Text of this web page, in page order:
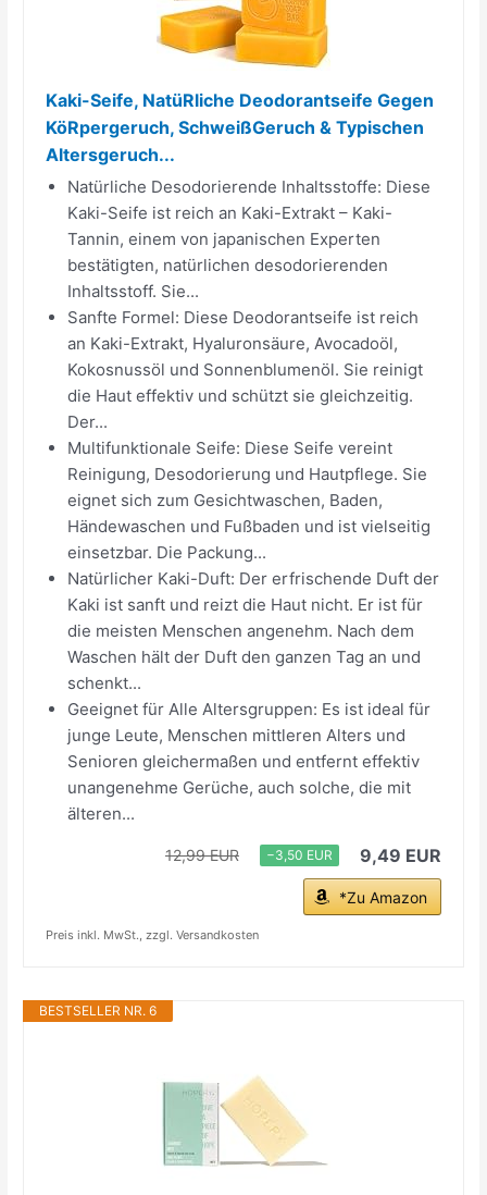
Kaki-Seife, NatüRliche Deodorantseife Gegen
KöRpergeruch, SchweißGeruch & Typischen
Altersgeruch...
Natürliche Desodorierende Inhaltsstoffe: Diese
Kaki-Seife ist reich an Kaki-Extrakt – Kaki-
Tannin, einem von japanischen Experten
bestätigten, natürlichen desodorierenden
Inhaltsstoff. Sie...
Sanfte Formel: Diese Deodorantseife ist reich
an Kaki-Extrakt, Hyaluronsäure, Avocadoöl,
Kokosnussöl und Sonnenblumenöl. Sie reinigt
die Haut effektiv und schützt sie gleichzeitig.
Der...
Multifunktionale Seife: Diese Seife vereint
Reinigung, Desodorierung und Hautpflege. Sie
eignet sich zum Gesichtwaschen, Baden,
Händewaschen und Fußbaden und ist vielseitig
einsetzbar. Die Packung...
Natürlicher Kaki-Duft: Der erfrischende Duft der
Kaki ist sanft und reizt die Haut nicht. Er ist für
die meisten Menschen angenehm. Nach dem
Waschen hält der Duft den ganzen Tag an und
schenkt...
Geeignet für Alle Altersgruppen: Es ist ideal für
junge Leute, Menschen mittleren Alters und
Senioren gleichermaßen und entfernt effektiv
unangenehme Gerüche, auch solche, die mit
älteren...
12,99 EUR −3,50 EUR 9,49 EUR
*Zu Amazon
Preis inkl. MwSt., zzgl. Versandkosten
BESTSELLER NR. 6